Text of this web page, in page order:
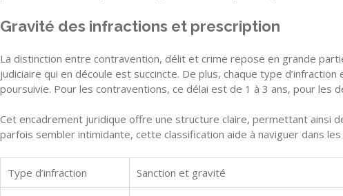
Gravité des infractions et prescription
La distinction entre contravention, délit et crime repose en grande
judiciaire qui en découle est succincte. De plus, chaque type d’infraction
poursuivie. Pour les contraventions, ce délai est de 1 à 3 ans, pour les
Cet encadrement juridique offre une structure claire, permettant ainsi
parfois sembler intimidante, cette classification aide à naviguer dans
Type d’infraction Sanction et gravité